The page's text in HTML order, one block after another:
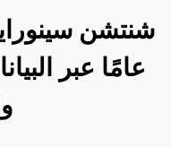
عامًا عبر